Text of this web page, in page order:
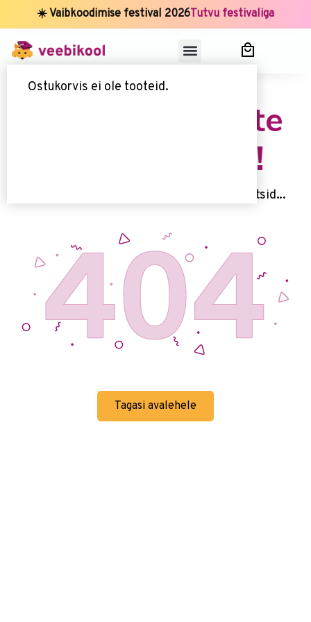
☀️ Vaibkoodimise festival 2026Tutvu festivaliga
Ostukorvis ei ole tooteid.
Uups, seda lehte
kahjuks ei ole!
Kahjuks me ei leidnud 't seda lehte, mida otsid...
Tagasi avalehele